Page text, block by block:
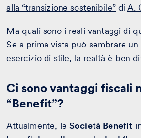
alla “transizione sostenibile” di A.
Ma quali sono i reali vantaggi di
Se a prima vista può sembrare
esercizio di stile, la realtà è ben
Ci sono vantaggi fiscali
“Benefit”?
Attualmente, le Società Benefit